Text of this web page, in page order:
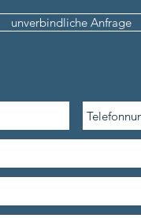
unverbindliche Anfrage